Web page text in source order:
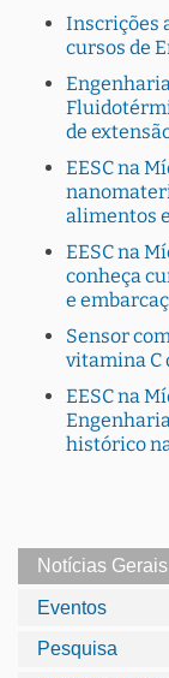
Inscrições
cursos de
de
EESC na
alimentos
EESC na
conheça
e
Sensor
vitamina C
EESC na
histórico
Notícias Gerais
Eventos
Pesquisa